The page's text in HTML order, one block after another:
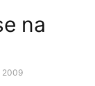
na
2009